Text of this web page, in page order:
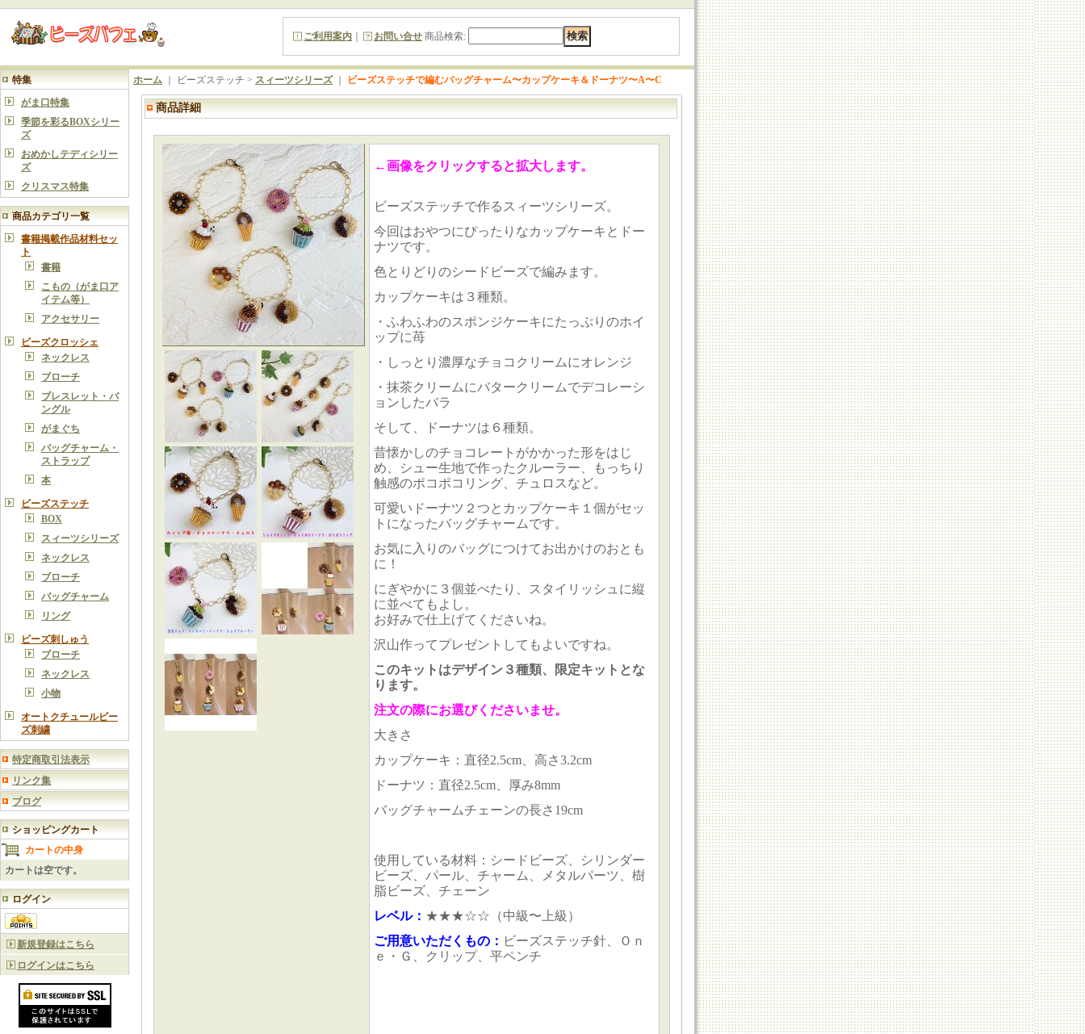
ご利用案内 お問い合せ 商品検索:
特集
がま口特集
季節を彩るBOXシリー
ズ
おめかしテディシリー
ズ
クリスマス特集
商品カテゴリ一覧
書籍掲載作品材料セッ
ト
書籍
こもの（がま口ア
イテム等）
アクセサリー
ビーズクロッシェ
ネックレス
ブローチ
ブレスレット・バ
ングル
がまぐち
バッグチャーム・
ストラップ
本
ビーズステッチ
BOX
スィーツシリーズ
ネックレス
ブローチ
バッグチャーム
リング
ビーズ刺しゅう
ブローチ
ネックレス
小物
オートクチュールビー
ズ刺繍
特定商取引法表示
リンク集
ブログ
ショッピングカート
カートの中身
カートは空です。
ログイン
新規登録はこちら
ログインはこちら
ホーム ｜ ビーズステッチ > スィーツシリーズ｜ ビーズステッチで編むバッグチャーム〜カップケーキ＆ドーナツ〜A〜C
商品詳細
←画像をクリックすると拡大します。
ビーズステッチで作るスィーツシリーズ。
今回はおやつにぴったりなカップケーキとドー
ナツです。
色とりどりのシードビーズで編みます。
カップケーキは３種類。
・ふわふわのスポンジケーキにたっぷりのホイ
ップに苺
・しっとり濃厚なチョコクリームにオレンジ
・抹茶クリームにバタークリームでデコレーシ
ョンしたバラ
そして、ドーナツは６種類。
昔懐かしのチョコレートがかかった形をはじ
め、シュー生地で作ったクルーラー、もっちり
触感のポコポコリング、チュロスなど。
可愛いドーナツ２つとカップケーキ１個がセッ
トになったバッグチャームです。
お気に入りのバッグにつけてお出かけのおとも
に！
にぎやかに３個並べたり、スタイリッシュに縦
に並べてもよし。
お好みで仕上げてくださいね。
沢山作ってプレゼントしてもよいですね。
このキットはデザイン３種類、限定キットとな
ります。
注文の際にお選びくださいませ。
大きさ
カップケーキ：直径2.5cm、高さ3.2cm
ドーナツ：直径2.5cm、厚み8mm
バッグチャームチェーンの長さ19cm
使用している材料：シードビーズ、シリンダー
ビーズ、パール、チャーム、メタルパーツ、樹
脂ビーズ、チェーン
レベル： ★★★☆☆（中級〜上級）
ご用意いただくもの： ビーズステッチ針、Ｏｎ
ｅ・Ｇ、クリップ、平ペンチ